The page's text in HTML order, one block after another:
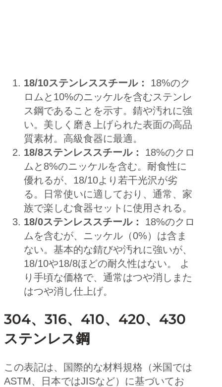
18/10ステンレススチール：
18%のク
ロムと10%のニッケルを含むステンレ
ス鋼であることを示す。錆や汚れに強
い。美しく磨き上げられた表面の高品
質素材。高級食器に最適。
18/8ステンレススチール： 18%のクロ
ムと8%のニッケルを含む。耐食性に
優れるが、18/10より若干光沢が劣
る。日常使いに適しており、通常、家
族で楽しむ食器セットに使用される。
18/0ステンレススチール： 18%のクロ
ムを含むが、ニッケル（0%）は含ま
ない。基本的な錆びや汚れに強いが、
18/10や18/8ほどの耐久性はない。 よ
り手頃な価格で、通常はつや消しまた
はつや消し仕上げ。
304、316、410、420、430
ステンレス鋼
この表記は、国際的な材料規格（米国では
ASTM、日本ではJISなど）に基づいてお